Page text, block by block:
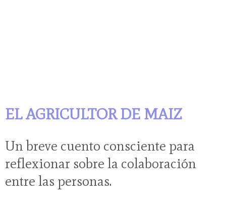
EL AGRICULTOR DE MAIZ
Un breve cuento consciente para
reflexionar sobre la colaboración
entre las personas.